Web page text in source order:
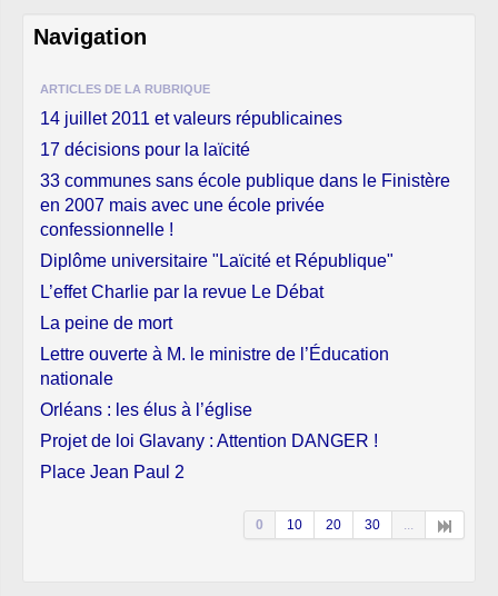
Navigation
ARTICLES DE LA RUBRIQUE
14 juillet 2011 et valeurs républicaines
17 décisions pour la laïcité
33 communes sans école publique dans le Finistère
en 2007 mais avec une école privée
confessionnelle !
Diplôme universitaire "Laïcité et République"
L’effet Charlie par la revue Le Débat
La peine de mort
Lettre ouverte à M. le ministre de l’Éducation
nationale
Orléans : les élus à l’église
Projet de loi Glavany : Attention DANGER !
Place Jean Paul 2
0 10 20 30 ...